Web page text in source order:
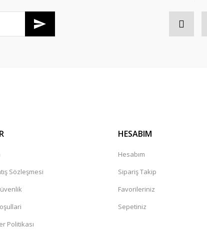
Sözleşmesi
Politikası
HESABIM
Hesabım
Sipariş Takip
Favorileriniz
Sepetiniz